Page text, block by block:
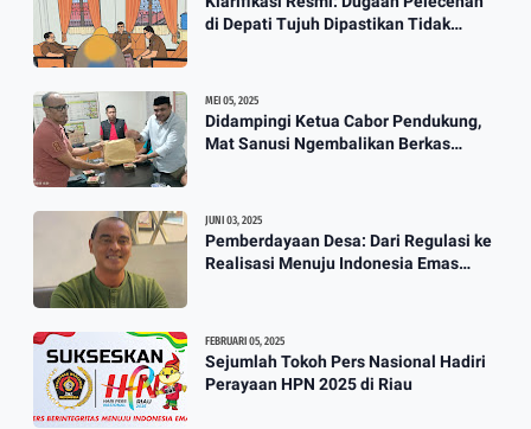
Berkah Banjir, Yusuf Pembuat
Perahu Kebanjiran Orderan Bikin
Perahu
3:57
di Depati Tujuh Dipastikan Tidak
MEI 05, 2025
Didampingi Ketua Cabor Pendukung,
Mat Sanusi Ngembalikan Berkas
JUNI 03, 2025
Pemberdayaan Desa: Dari Regulasi ke
Realisasi Menuju Indonesia Emas
FEBRUARI 05, 2025
Sejumlah Tokoh Pers Nasional Hadiri
Perayaan HPN 2025 di Riau